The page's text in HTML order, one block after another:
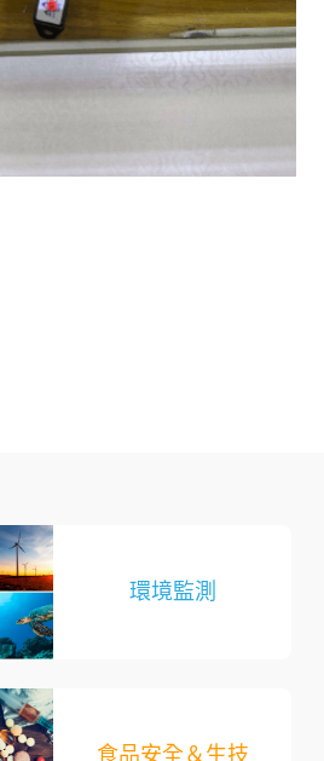
環境監測
食品安全＆生技